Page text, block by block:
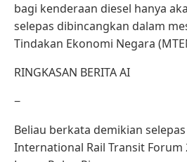
bagi kenderaan diesel hanya
selepas dibincangkan dalam
Tindakan Ekonomi Negara
RINGKASAN BERITA AI
−
Beliau berkata demikian
International Rail Transit Forum